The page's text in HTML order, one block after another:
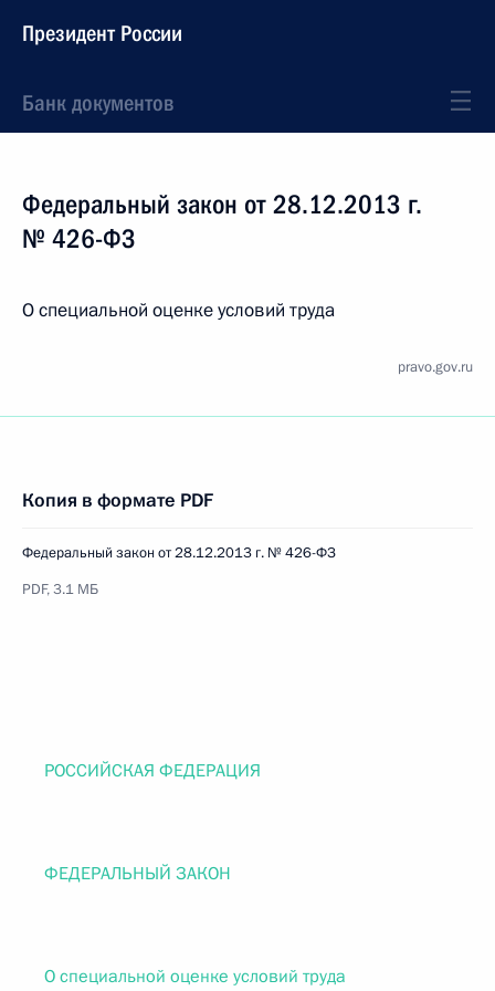
Президент России
Банк документов
Федеральный закон от 28.12.2013 г.
№ 426-ФЗ
О специальной оценке условий труда
pravo.gov.ru
Копия в формате PDF
Федеральный закон от 28.12.2013 г. № 426-ФЗ
PDF, 3.1 МБ
РОССИЙСКАЯ ФЕДЕРАЦИЯ
ФЕДЕРАЛЬНЫЙ ЗАКОН
О специальной оценке условий труда